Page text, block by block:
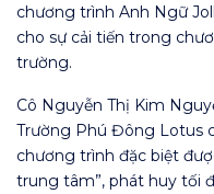
chương trình Anh Ngữ
cho sự cải tiến trong
trường.
Cô Nguyễn Thị Kim
Trường Phú Đông Lotus
chương trình đặc biệt
trung tâm”, phát huy tối